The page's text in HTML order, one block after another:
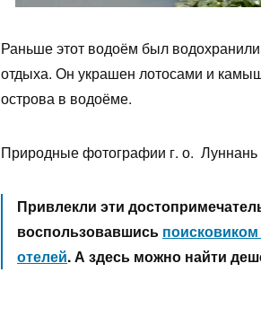
Раньше этот водоём был
отдыха. Он украшен лотосами и
острова в водоёме.
Природные фотографии г. о.
Привлекли эти
воспользовавшись
отелей. А здесь можно найти